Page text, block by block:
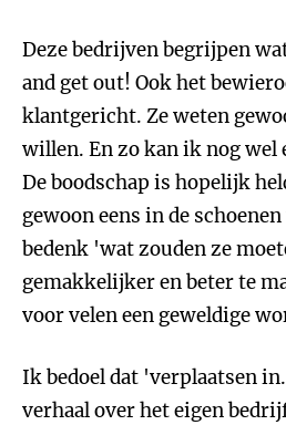
Deze bedrijven begrijpen
and get out! Ook het
klantgericht. Ze weten
willen. En zo kan ik nog wel
De boodschap is hopelijk
gewoon eens in de
bedenk 'wat zouden ze
gemakkelijker en beter te
voor velen een geweldige
Ik bedoel dat 'verplaatsen
verhaal over het eigen